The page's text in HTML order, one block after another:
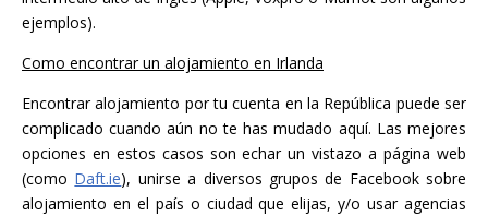
ejemplos).
Como encontrar un alojamiento en Irlanda
Encontrar alojamiento por tu cuenta en la República puede ser
complicado cuando aún no te has mudado aquí. Las mejores
opciones en estos casos son echar un vistazo a página web
(como Daft.ie), unirse a diversos grupos de Facebook sobre
alojamiento en el país o ciudad que elijas, y/o usar agencias